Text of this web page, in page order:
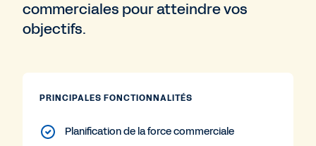
commerciales pour atteindre vos
objectifs.
PRINCIPALES FONCTIONNALITÉS
Planification de la force commerciale